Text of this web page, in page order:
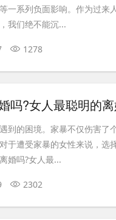
一系列负面影响。作为过来
我们绝不能沉...
1278
吗?女人最聪明的
到的困境。家暴不仅伤害了
于遭受家暴的女性来说，选
婚吗?女人最...
2302